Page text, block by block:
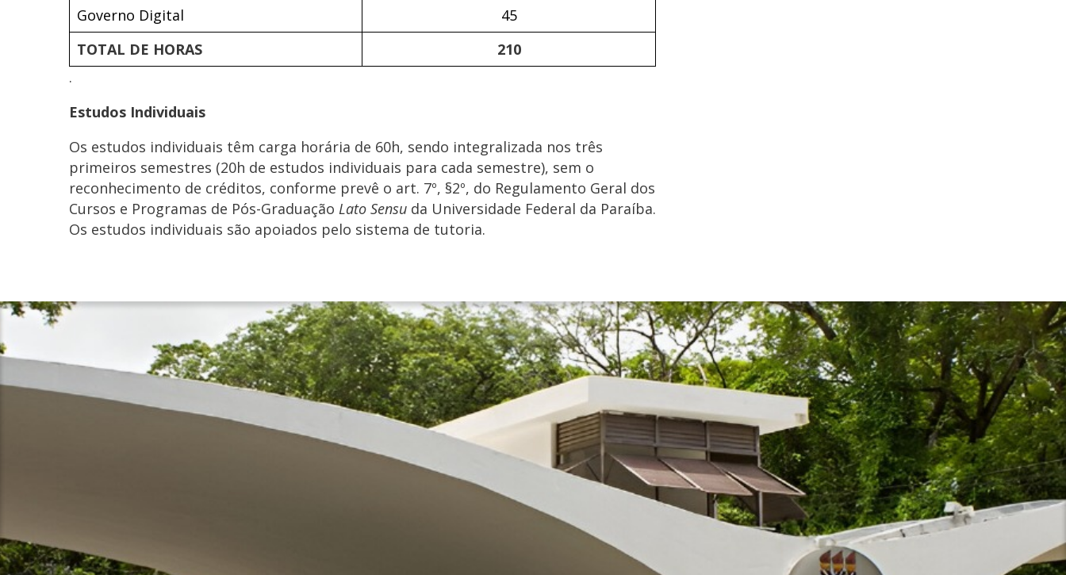
Governo Digital
45
TOTAL DE HORAS
210
.
Estudos Individuais
Os estudos individuais têm carga horária de 60h, sendo integralizada nos três
primeiros semestres (20h de estudos individuais para cada semestre), sem o
reconhecimento de créditos, conforme prevê o art. 7º, §2º, do Regulamento Geral dos
Cursos e Programas de Pós-Graduação Lato Sensu da Universidade Federal da Paraíba.
Os estudos individuais são apoiados pelo sistema de tutoria.